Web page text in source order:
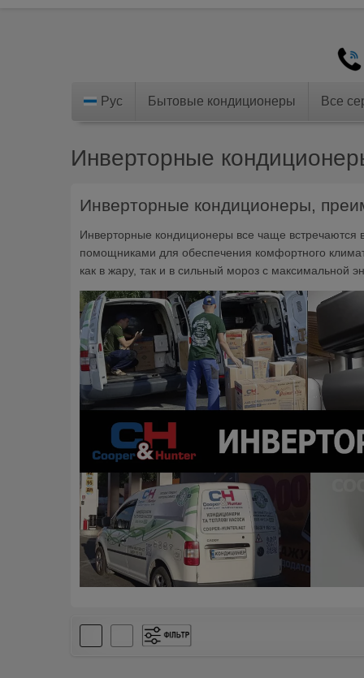
Рус Бытовые кондиционеры Все
Инверторные
Инверторные кондиционеры,
Инверторные кондиционеры все чаще
помощниками для обеспечения комфортного
как в жару, так и в сильный мороз с максимальной